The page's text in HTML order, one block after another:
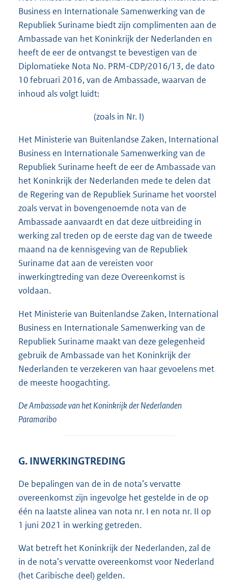
Business en Internationale Samenwerking van de
Republiek Suriname biedt zijn complimenten aan de
Ambassade van het Koninkrijk der Nederlanden en
heeft de eer de ontvangst te bevestigen van de
Diplomatieke Nota No. PRM-CDP/2016/13, de dato
10 februari 2016, van de Ambassade, waarvan de
inhoud als volgt luidt:
(zoals in Nr. I)
Het Ministerie van Buitenlandse Zaken, International
Business en Internationale Samenwerking van de
Republiek Suriname heeft de eer de Ambassade van
het Koninkrijk der Nederlanden mede te delen dat
de Regering van de Republiek Suriname het voorstel
zoals vervat in bovengenoemde nota van de
Ambassade aanvaardt en dat deze uitbreiding in
werking zal treden op de eerste dag van de tweede
maand na de kennisgeving van de Republiek
Suriname dat aan de vereisten voor
inwerkingtreding van deze Overeenkomst is
voldaan.
Het Ministerie van Buitenlandse Zaken, International
Business en Internationale Samenwerking van de
Republiek Suriname maakt van deze gelegenheid
gebruik de Ambassade van het Koninkrijk der
Nederlanden te verzekeren van haar gevoelens met
de meeste hoogachting.
De Ambassade van het Koninkrijk der Nederlanden
Paramaribo
G. INWERKINGTREDING
De bepalingen van de in de nota’s vervatte
overeenkomst zijn ingevolge het gestelde in de op
één na laatste alinea van nota nr. I en nota nr. II op
1 juni 2021 in werking getreden.
Wat betreft het Koninkrijk der Nederlanden, zal de
in de nota’s vervatte overeenkomst voor Nederland
(het Caribische deel) gelden.